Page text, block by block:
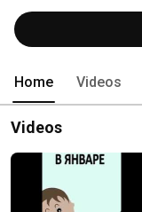
Home Videos
Videos